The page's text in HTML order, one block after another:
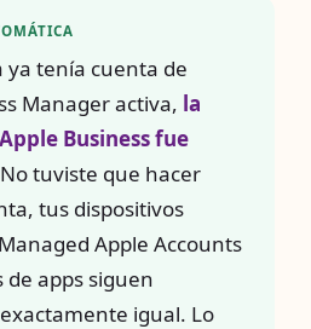
ya tenía cuenta de
Manager activa, la
Business fue
tuviste que hacer
tus dispositivos
Apple Accounts
de apps siguen
igual. Lo